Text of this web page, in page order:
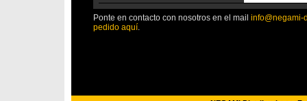
Ponte en contacto con nosotros en el mail info@negami-
pedido aquí.